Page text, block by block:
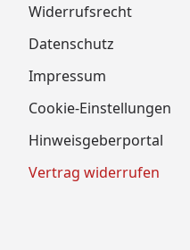
Widerrufsrecht
Datenschutz
Impressum
Cookie-Einstellungen
Hinweisgeberportal
Vertrag widerrufen